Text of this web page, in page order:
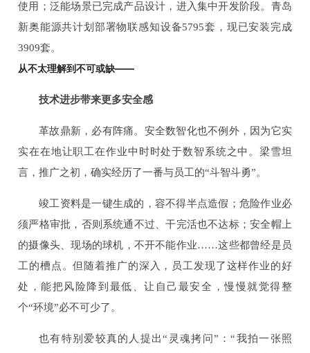
使用；泛能场景已完成产品设计，进入集中开发阶段。青岛
新奥能源共计划部署物联感知设备5795套，现已安装完成
3909套。
从不太理解到不可或缺——
技术进步带来更多安全感
革故鼎新，必有阵痛。安全数智化也不例外，因为它实
实在在地让职工在作业中时时处于数智系统之中。梁雪坦
言，推广之初，确实经历了一番与员工的“斗智斗勇”。
竣工资料是一键生成的，容不得半点造假；危险作业必
须严格审批，否则系统通不过、干完活也不达标；安全帽上
的摄像头、现场的球机，不开不能作业……这些都曾经是员
工的槽点。但随着推广的深入，员工发现了这样作业的好
处，能把风险降到最低、让自己最安全，慢慢就觉得整
个“环境”必不可少了。
也有特别爱较真的人提出“灵魂拷问”：“我拍一张照